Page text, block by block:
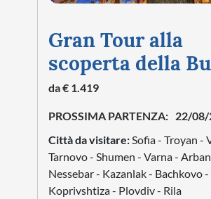
Gran Tour alla
scoperta della
da € 1.419
PROSSIMA PARTENZA: 22/08/
Città da visitare:Sofia - Troyan -
Tarnovo - Shumen - Varna -
Nessebar - Kazanlak - Bachkovo -
Koprivshtiza - Plovdiv - Rila